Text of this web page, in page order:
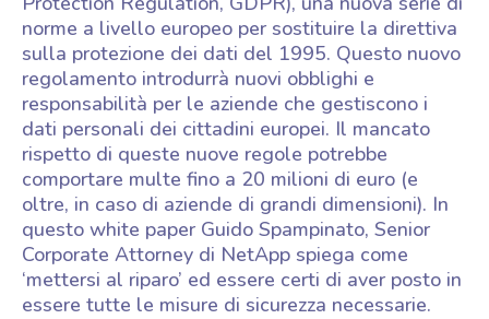
norme a livello europeo per sostituire la direttiva
sulla protezione dei dati del 1995. Questo nuovo
regolamento introdurrà nuovi obblighi e
responsabilità per le aziende che gestiscono i
dati personali dei cittadini europei. Il mancato
rispetto di queste nuove regole potrebbe
comportare multe fino a 20 milioni di euro (e
oltre, in caso di aziende di grandi dimensioni). In
questo white paper Guido Spampinato, Senior
Corporate Attorney di NetApp spiega come
‘mettersi al riparo’ ed essere certi di aver posto in
essere tutte le misure di sicurezza necessarie.